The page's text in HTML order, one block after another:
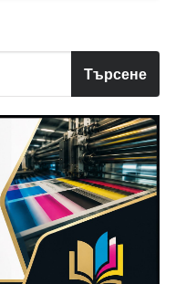
Търсене